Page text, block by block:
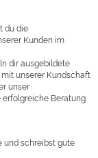
du die
Kunden im
dir ausgebildete
unserer Kundschaft
unser
erfolgreiche Beratung
und schreibst gute